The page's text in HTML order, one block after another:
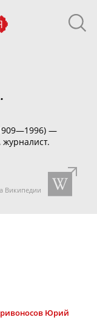
—
журналист.
Википедии
Юрий